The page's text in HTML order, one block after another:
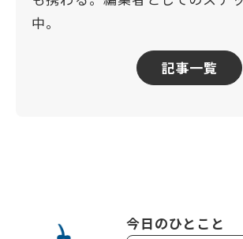
中。
記事一覧
今日のひとこと